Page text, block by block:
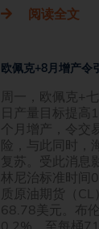
阅读全文
欧佩克+8月增产令
周一，欧佩克+
日产量目标提高
个月增产，令交
险，与此同时，
复苏。受此消息
林尼治标准时间
质原油期货（
68.78美元。布
0.2%，至每桶